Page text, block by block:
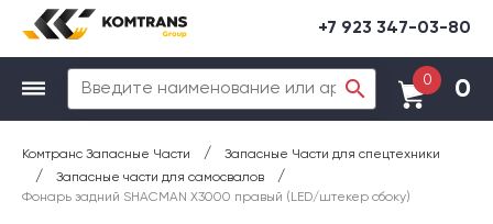
+7 923 347-03-80
0 0
Комтранс Запасные Части / Запасные Части для спецтехники
/ Запасные части для самосвалов /
Фонарь задний SHACMAN X3000 правый (LED/штекер сбоку)